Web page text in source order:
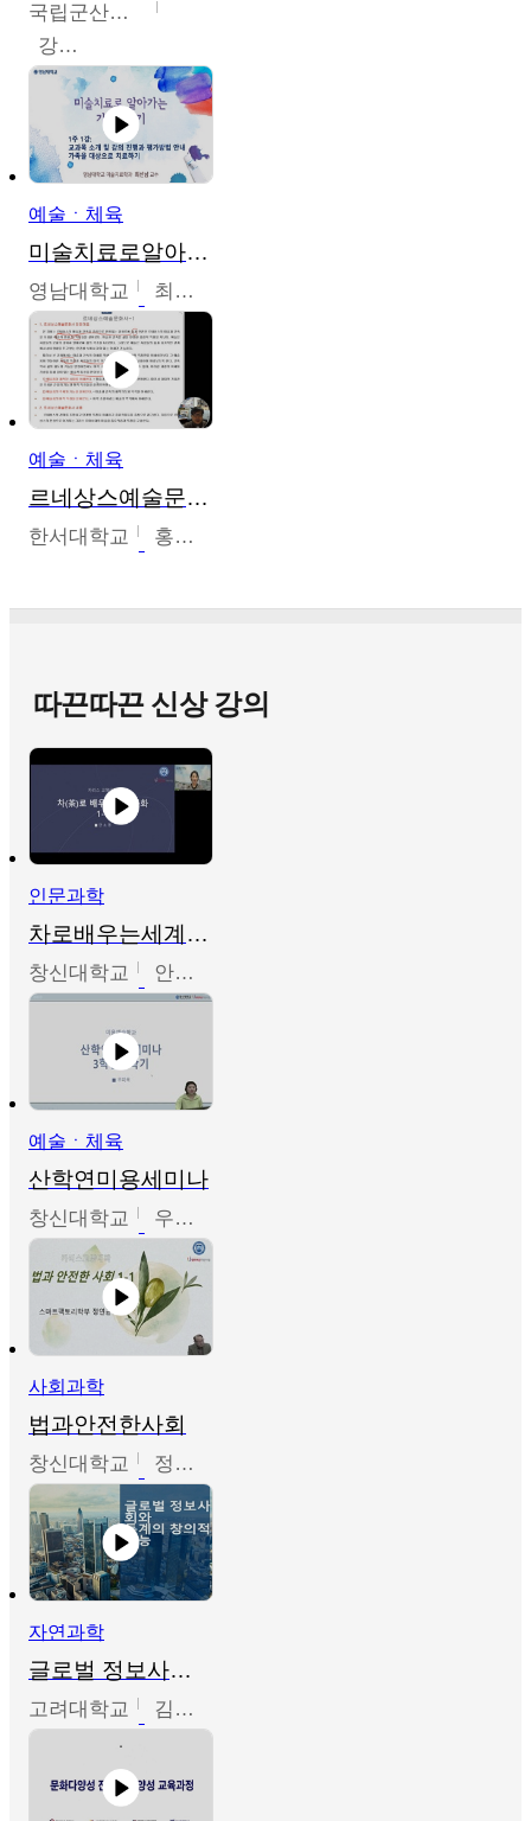
국립군산대학교
강경아
예술ㆍ체육
미술치료로알아가는가족이야기
영남대학교 최선남
예술ㆍ체육
르네상스예술문화사
한서대학교 홍창호
따끈따끈 신상 강의
인문과학
차로배우는세계문화
창신대학교 안소영
예술ㆍ체육
산학연미용세미나
창신대학교 우미옥,오윤경,박선이
사회과학
법과안전한사회
창신대학교 정연균
자연과학
글로벌 정보사회와 통계의 창의적 기능
고려대학교 김희영